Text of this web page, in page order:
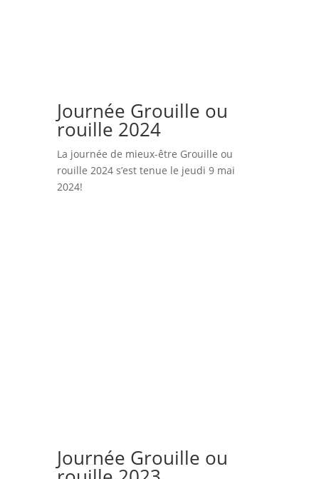
Journée Grouille ou
rouille 2024
La journée de mieux-être Grouille ou
rouille 2024 s’est tenue le jeudi 9 mai
2024!
Journée Grouille ou